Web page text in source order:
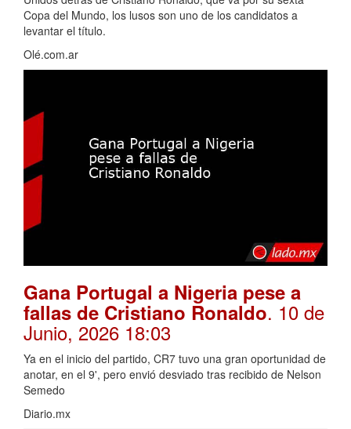
Copa del Mundo, los lusos son uno de los candidatos a
levantar el título.
Olé.com.ar
Gana Portugal a Nigeria pese a
fallas de Cristiano Ronaldo. 10 de
Junio, 2026 18:03
Ya en el inicio del partido, CR7 tuvo una gran oportunidad de
anotar, en el 9', pero envió desviado tras recibido de Nelson
Semedo
Diario.mx